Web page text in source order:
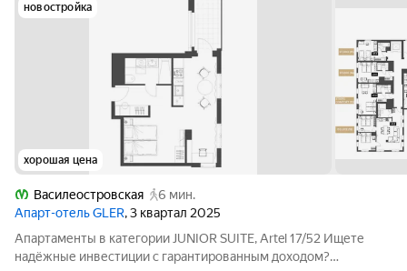
новостройка
хорошая цена
Василеостровская
6 мин.
Апарт-отель GLER, 3 квартал 2025
Апартаменты в категории JUNIOR SUITE, Artel 17/52 Ищете
надёжные инвестиции с гарантированным доходом?